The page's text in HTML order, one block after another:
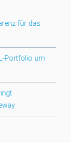
für das
Portfolio um